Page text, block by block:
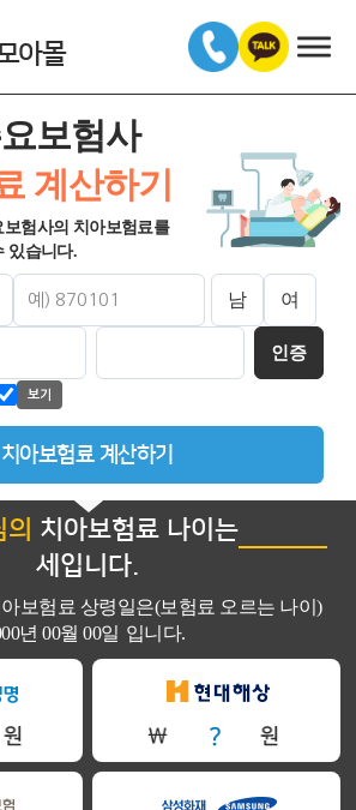
아몰
보험사
계산하기
험사의 치아보험료를
있습니다.
남 여
인증
보기
치아보험료 계산하기
치아보험료 나이는
세입니다.
보험료 상령일은(보험료 오르는 나이)
년 00월 00일 입니다.